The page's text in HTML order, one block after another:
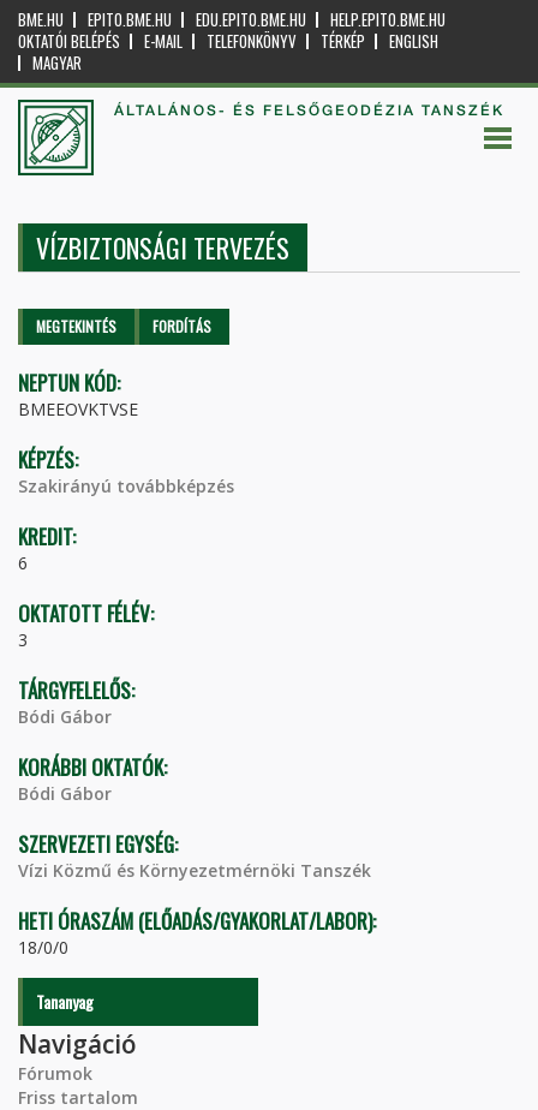
BME.HU EPITO.BME.HU EDU.EPITO.BME.HU
HELP.EPITO.BME.HU
OKTATÓI BELÉPÉS
E-MAIL TELEFONKÖNYV TÉRKÉP
ENGLISH
MAGYAR
ÁLTALÁNOS- ÉS FELSŐGEODÉZIA TANSZÉK
VÍZBIZTONSÁGI TERVEZÉS
Elsődleges fülek
MEGTEKINTÉS (AKTÍVFORDÍTÁS
NEPTUN KÓD:
BMEEOVKTVSE
KÉPZÉS:
Szakirányú továbbképzés
KREDIT:
6
OKTATOTT FÉLÉV:
3
TÁRGYFELELŐS:
Bódi Gábor
KORÁBBI OKTATÓK:
Bódi Gábor
SZERVEZETI EGYSÉG:
Vízi Közmű és Környezetmérnöki Tanszék
HETI ÓRASZÁM (ELŐADÁS/GYAKORLAT/LABOR):
18/0/0
Tananyag
Navigáció
Fórumok
Friss tartalom